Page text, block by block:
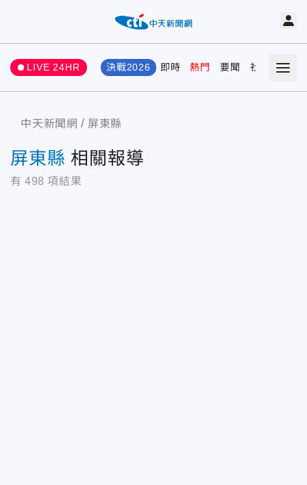
LIVE 24HR 決戰2026 即時 熱門 要聞 社會 娛樂
中天新聞網 屏東縣
屏東縣 相關報導
有 498 項結果